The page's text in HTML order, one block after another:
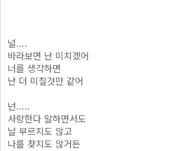
널....
바라보면 난 미치겠어
너를 생각하면
난 더 미칠것만 같어
넌.....
사랑한다 말하면서도
날 부르지도 않고
나를 찾지도 않거든